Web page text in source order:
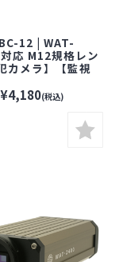
12 | WAT-
応 M12規格レン
カメラ】【監視
【小型カメラ】
】 【ワテック】
¥4,180(税込)